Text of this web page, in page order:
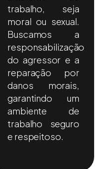
trabalho, seja
moral ou sexual.
Buscamos a
responsabilização
do agressor e a
reparação por
danos morais,
garantindo um
ambiente de
trabalho seguro
e respeitoso.